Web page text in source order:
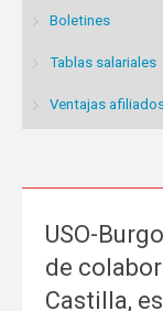
Boletines
Tablas salariales
Ventajas
USO-
de
Castilla,